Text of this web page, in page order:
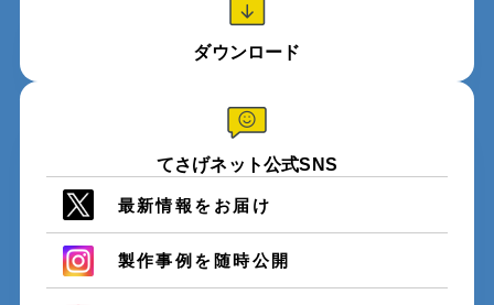
ダウンロード
てさげネット公式SNS
最新情報をお届け
製作事例を随時公開